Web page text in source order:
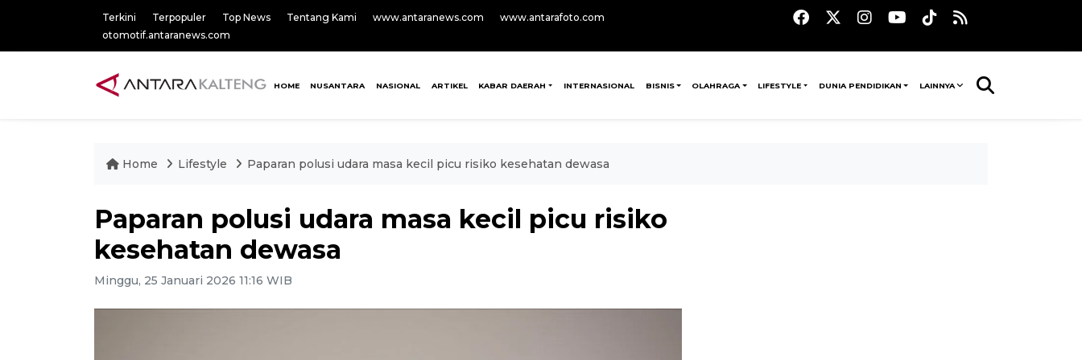
Terkini Terpopuler Top News Tentang Kami www.antaranews.com
www.antarafoto.com
otomotif.antaranews.com
HOME NUSANTARA NASIONAL ARTIKEL KABAR DAERAH INTERNASIONAL BISNIS OLAHRAGA LIFESTYLE DUNIA PENDIDIKAN LAINNYA
Home Lifestyle Paparan polusi udara masa kecil picu risiko kesehatan dewasa
Paparan polusi udara masa kecil picu risiko
kesehatan dewasa
Minggu, 25 Januari 2026 11:16 WIB